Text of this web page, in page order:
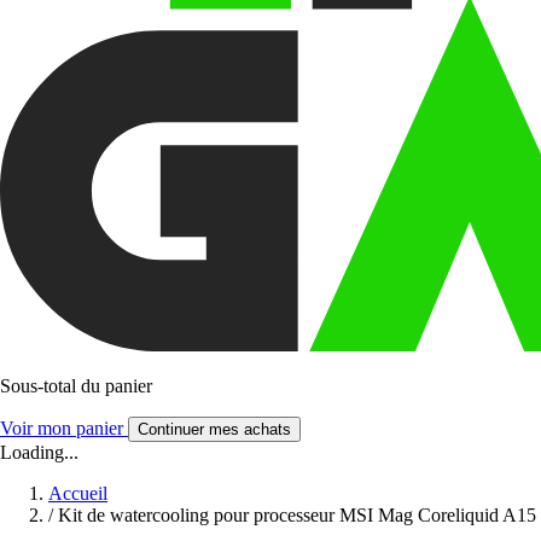
Sous-total du panier
Voir mon panier Continuer mes achats
Loading...
Accueil
/ Kit de watercooling pour processeur MSI Mag Coreliquid A15